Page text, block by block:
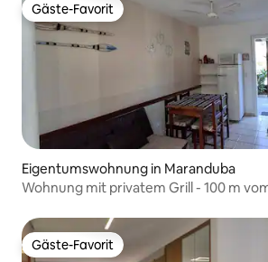
Gäste-Favorit
Gäste-Favorit
Eigentumswohnung in Maranduba
Wohnung mit privatem Grill - 100 m
Gäste-Favorit
Gäste-Favorit